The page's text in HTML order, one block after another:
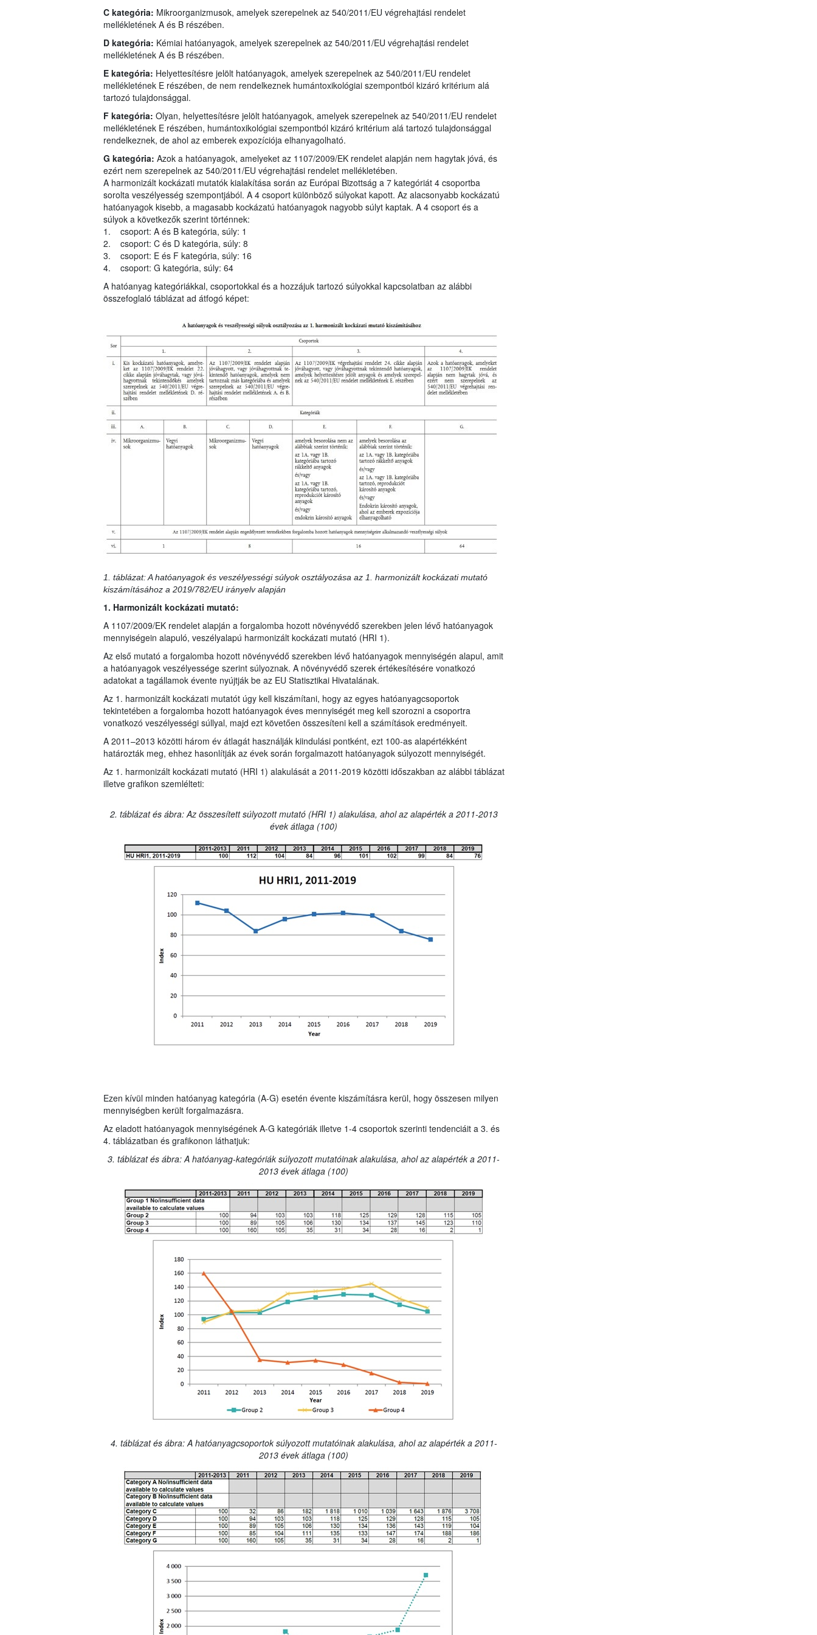
C kategória: Mikroorganizmusok, amelyek szerepelnek az 540/2011/EU végrehajtási rendelet
mellékletének A és B részében.
D kategória: Kémiai hatóanyagok, amelyek szerepelnek az 540/2011/EU végrehajtási rendelet
mellékletének A és B részében.
E kategória: Helyettesítésre jelölt hatóanyagok, amelyek szerepelnek az 540/2011/EU rendelet
mellékletének E részében, de nem rendelkeznek humántoxikológiai szempontból kizáró kritérium alá
tartozó tulajdonsággal.
F kategória: Olyan, helyettesítésre jelölt hatóanyagok, amelyek szerepelnek az 540/2011/EU rendelet
mellékletének E részében, humántoxikológiai szempontból kizáró kritérium alá tartozó tulajdonsággal
rendelkeznek, de ahol az emberek expozíciója elhanyagolható.
G kategória: Azok a hatóanyagok, amelyeket az 1107/2009/EK rendelet alapján nem hagytak jóvá, és
ezért nem szerepelnek az 540/2011/EU végrehajtási rendelet mellékletében.
A harmonizált kockázati mutatók kialakítása során az Európai Bizottság a 7 kategóriát 4 csoportba
sorolta veszélyesség szempontjából. A 4 csoport különböző súlyokat kapott. Az alacsonyabb kockázatú
hatóanyagok kisebb, a magasabb kockázatú hatóanyagok nagyobb súlyt kaptak. A 4 csoport és a
súlyok a következők szerint történnek:
1. csoport: A és B kategória, súly: 1
2. csoport: C és D kategória, súly: 8
3. csoport: E és F kategória, súly: 16
4. csoport: G kategória, súly: 64
A hatóanyag kategóriákkal, csoportokkal és a hozzájuk tartozó súlyokkal kapcsolatban az alábbi
összefoglaló táblázat ad átfogó képet:
1. táblázat: A hatóanyagok és veszélyességi súlyok osztályozása az 1. harmonizált kockázati mutató
kiszámításához a 2019/782/EU irányelv alapján
1. Harmonizált kockázati mutató:
A 1107/2009/EK rendelet alapján a forgalomba hozott növényvédő szerekben jelen lévő hatóanyagok
mennyiségein alapuló, veszélyalapú harmonizált kockázati mutató (HRI 1).
Az első mutató a forgalomba hozott növényvédő szerekben lévő hatóanyagok mennyiségén alapul, amit
a hatóanyagok veszélyessége szerint súlyoznak. A növényvédő szerek értékesítésére vonatkozó
adatokat a tagállamok évente nyújtják be az EU Statisztikai Hivatalának.
Az 1. harmonizált kockázati mutatót úgy kell kiszámítani, hogy az egyes hatóanyagcsoportok
tekintetében a forgalomba hozott hatóanyagok éves mennyiségét meg kell szorozni a csoportra
vonatkozó veszélyességi súllyal, majd ezt követően összesíteni kell a számítások eredményeit.
A 2011–2013 közötti három év átlagát használják kiindulási pontként, ezt 100-as alapértékként
határozták meg, ehhez hasonlítják az évek során forgalmazott hatóanyagok súlyozott mennyiségét.
Az 1. harmonizált kockázati mutató (HRI 1) alakulását a 2011-2019 közötti időszakban az alábbi táblázat
illetve grafikon szemlélteti:
2. táblázat és ábra: Az összesített súlyozott mutató (HRI 1) alakulása, ahol az alapérték a 2011-2013
évek átlaga (100)
Ezen kívül minden hatóanyag kategória (A-G) esetén évente kiszámításra kerül, hogy összesen milyen
mennyiségben került forgalmazásra.
Az eladott hatóanyagok mennyiségének A-G kategóriák illetve 1-4 csoportok szerinti tendenciáit a 3. és
4. táblázatban és grafikonon láthatjuk:
3. táblázat és ábra: A hatóanyag-kategóriák súlyozott mutatóinak alakulása, ahol az alapérték a 2011-
2013 évek átlaga (100)
4. táblázat és ábra: A hatóanyagcsoportok súlyozott mutatóinak alakulása, ahol az alapérték a 2011-
2013 évek átlaga (100)